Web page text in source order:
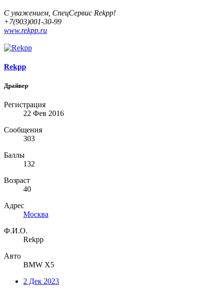
С уважением, СпецСервис Rekpp!
+7(903)001-30-99
www.rekpp.ru
Rekpp
Драйвер
Регистрация
22 Фев 2016
Сообщения
303
Баллы
132
Возраст
40
Адрес
Москва
Ф.И.О.
Rekpp
Авто
BMW X5
2 Дек 2023